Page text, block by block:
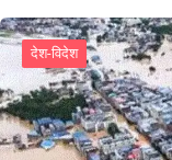
देश-विदेश